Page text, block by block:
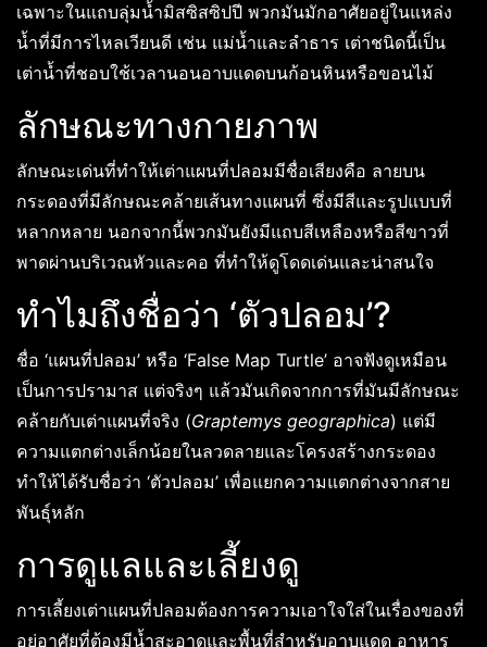
เฉพาะในแถบลุ่มน้ำมิสซิสซิปปี พวกมันมักอาศัยอยู่ในแหล่ง
น้ำที่มีการไหลเวียนดี เช่น แม่น้ำและลำธาร เต่าชนิดนี้เป็น
เต่าน้ำที่ชอบใช้เวลานอนอาบแดดบนก้อนหินหรือขอนไม้
ลักษณะทางกายภาพ
ลักษณะเด่นที่ทำให้เต่าแผนที่ปลอมมีชื่อเสียงคือ ลายบน
กระดองที่มีลักษณะคล้ายเส้นทางแผนที่ ซึ่งมีสีและรูปแบบที่
หลากหลาย นอกจากนี้พวกมันยังมีแถบสีเหลืองหรือสีขาวที่
พาดผ่านบริเวณหัวและคอ ที่ทำให้ดูโดดเด่นและน่าสนใจ
ทำไมถึงชื่อว่า ‘ตัวปลอม’?
ชื่อ ‘แผนที่ปลอม’ หรือ ‘False Map Turtle’ อาจฟังดูเหมือน
เป็นการปรามาส แต่จริงๆ แล้วมันเกิดจากการที่มันมีลักษณะ
คล้ายกับเต่าแผนที่จริง (Graptemys geographica) แต่มี
ความแตกต่างเล็กน้อยในลวดลายและโครงสร้างกระดอง
ทำให้ได้รับชื่อว่า ‘ตัวปลอม’ เพื่อแยกความแตกต่างจากสาย
พันธุ์หลัก
การดูแลและเลี้ยงดู
การเลี้ยงเต่าแผนที่ปลอมต้องการความเอาใจใส่ในเรื่องของที่
อยู่อาศัยที่ต้องมีน้ำสะอาดและพื้นที่สำหรับอาบแดด อาหาร